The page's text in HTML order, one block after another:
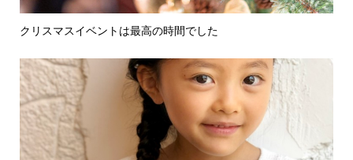
クリスマスイベントは最高の時間でした